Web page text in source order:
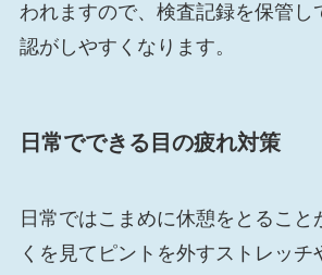
われますので、検査記録を保管し
認がしやすくなります。
日常でできる目の疲れ対策
日常ではこまめに休憩をとること
くを見てピントを外すストレッチ